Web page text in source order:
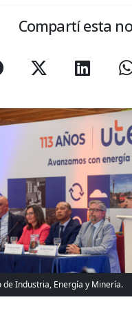
Compartí esta
de Industria, Energía y Minería.